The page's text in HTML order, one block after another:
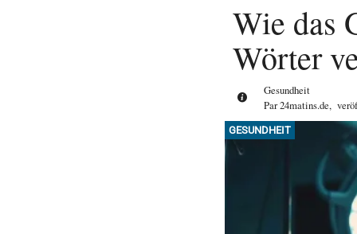
Wie das
Wörter
Gesundheit
Par24matins.de,
GESUNDHEIT